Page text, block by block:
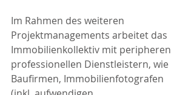
Im Rahmen des weiteren
Projektmanagements arbeitet das
Immobilienkollektiv mit peripheren
professionellen Dienstleistern, wie
Baufirmen, Immobilienfotografen